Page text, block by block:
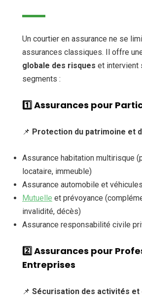
Un courtier en assurance ne se
assurances classiques. Il offre
globale des risques et intervient
segments :
1️⃣ Assurances pour
📌 Protection du patrimoine et
Assurance habitation multirisque
locataire, immeuble)
Assurance automobile et
Mutuelle et prévoyance
invalidité, décès)
Assurance responsabilité civile
2️⃣ Assurances pour
Entreprises
📌 Sécurisation des activités et